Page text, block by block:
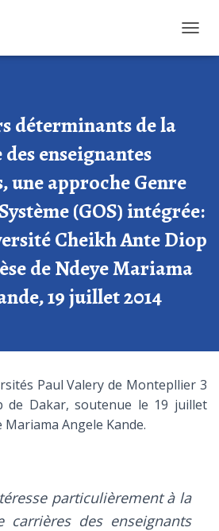
U
E
R
L
N
O
N
déterminants de la
enseignantes
une approche Genre
(GOS) intégrée:
Cheikh Ante Diop
de Ndeye Mariama
19 juillet 2014
Paul Valery de Montepllier 3
de Dakar, soutenue le 19 juillet
Angele Kande.
particulièrement à la
carrières des enseignants